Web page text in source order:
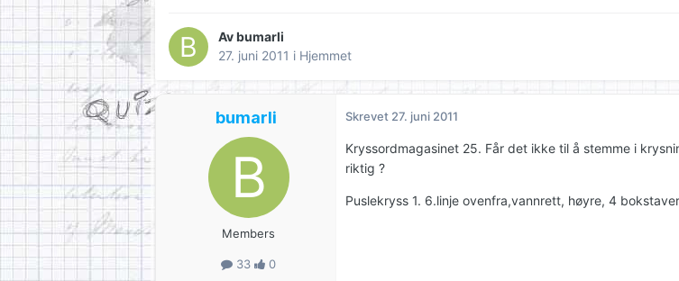
Avbumarli
27. juni 2011 i Hjemmet
bumarli
Members
33 0
Skrevet 27. juni 2011
Kryssordmagasinet 25. Får det ikke til å stemme i
riktig ?
Puslekryss 1. 6.linje ovenfra,vannrett, høyre, 4